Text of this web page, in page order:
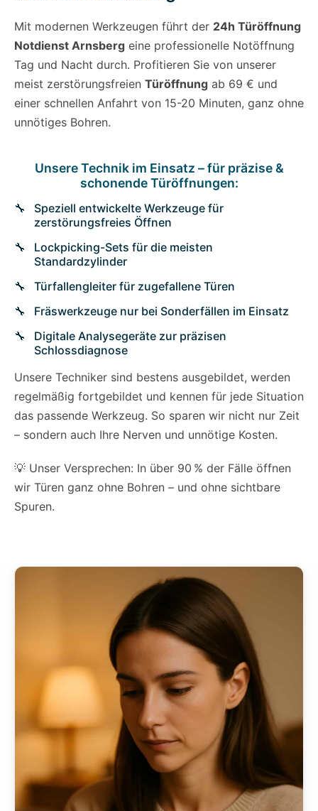
Mit modernen Werkzeugen führt der 24h Türöffnung
Notdienst Arnsberg eine professionelle Notöffnung
Tag und Nacht durch. Profitieren Sie von unserer
meist zerstörungsfreien Türöffnung ab 69 € und
einer schnellen Anfahrt von 15-20 Minuten, ganz ohne
unnötiges Bohren.
Unsere Technik im Einsatz – für präzise &
schonende Türöffnungen:
Speziell entwickelte Werkzeuge für
zerstörungsfreies Öffnen
Lockpicking-Sets für die meisten
Standardzylinder
Türfallengleiter für zugefallene Türen
Fräswerkzeuge nur bei Sonderfällen im Einsatz
Digitale Analysegeräte zur präzisen
Schlossdiagnose
Unsere Techniker sind bestens ausgebildet, werden
regelmäßig fortgebildet und kennen für jede Situation
das passende Werkzeug. So sparen wir nicht nur Zeit
– sondern auch Ihre Nerven und unnötige Kosten.
💡 Unser Versprechen: In über 90 % der Fälle öffnen
wir Türen ganz ohne Bohren – und ohne sichtbare
Spuren.